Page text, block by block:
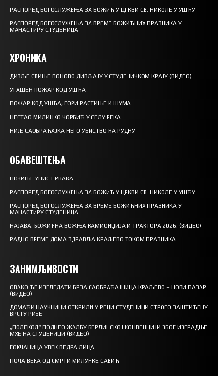
РАСПОРЕД БОГОСЛУЖЕЊА ЗА БОЖИЋ У ЦРКВИ СВ. НИКОЛЕ У УШЋУ
РАСПОРЕД БОГОСЛУЖЕЊА ЗА ВРЕМЕ БОЖИЋНИХ ПРАЗНИКА У
МАНАСТИРУ СТУДЕНИЦА
ХРОНИКА
ДИВЉЕ СВИЊЕ ПОНОВО ДИВЉАЈУ У СТУДЕНИЧКОМ КРАЈУ (ВИДЕО)
УГАШЕН ПОЖАР КОД УШЋА
ПОЖАР КОД УШЋА, ГОРИ РАСТИЊЕ И ШУМА
НЕСТАО МИЛИНКО ЧОРБИЋ У СЕЛУ РЕКА
НИЈЕ САОБРАЋАЈКА НЕГО УБИСТВО НА РУДНУ
ОБАВЕШТЕЊА
ПОЧИЊЕ УПИС ПРВАКА
РАСПОРЕД БОГОСЛУЖЕЊА ЗА БОЖИЋ У ЦРКВИ СВ. НИКОЛЕ У УШЋУ
РАСПОРЕД БОГОСЛУЖЕЊА ЗА ВРЕМЕ БОЖИЋНИХ ПРАЗНИКА У
МАНАСТИРУ СТУДЕНИЦА
НАЈАВА: БОЖИЋНА ВОЖЊА КАМИОНЏИЈА И ТРАКТОРА 2026. (ВИДЕО)
РАДНО ВРЕМЕ ДОМА ЗДРАВЉА КРАЉЕВО ТОКОМ ПРАЗНИКА
ЗАНИМЉИВОСТИ
ОВАКО ЋЕ ИЗГЛЕДАТИ БРЗА САОБРАЋАЈНИЦА КРАЉЕВО – НОВИ ПАЗАР
(ВИДЕО)
ДОМАЋИ НАУЧНИЦИ ОТКРИЛИ У РЕЦИ СТУДЕНИЦИ СТРОГО ЗАШТИЋЕНУ
ВРСТУ РИБЕ
„ПОЛЕКОЛ“ ПОДНЕО ЖАЛБУ БЕРЛИНСКОЈ КОНВЕНЦИЈИ ЗБОГ ИЗГРАДЊЕ
МХЕ НА СТУДЕНИЦИ (ВИДЕО)
ГОКЧАНИЦА УВЕК ВЕДРА ЛИЦА
ПОЛА ВЕКА ОД СМРТИ МИЛУНКЕ САВИЋ